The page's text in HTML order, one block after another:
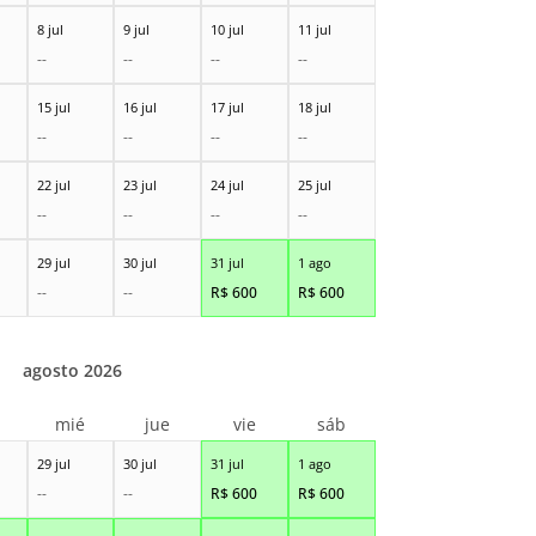
8 jul
--
9 jul
--
10 jul
--
11 jul
--
15 jul
--
16 jul
--
17 jul
--
18 jul
--
22 jul
--
23 jul
--
24 jul
--
25 jul
--
29 jul
--
30 jul
--
31 jul
R$600
1 ago
R$600
29 jul
--
30 jul
--
31 jul
R$600
1 ago
R$600
agosto 2026
mié jue vie sáb